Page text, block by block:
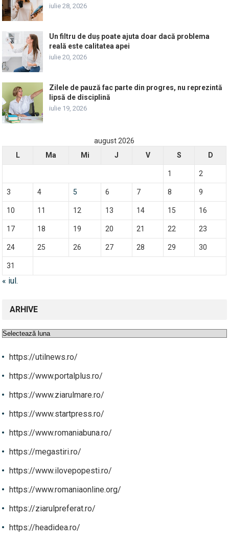
iulie 28, 2026
Un filtru de duș poate ajuta doar dacă problema
reală este calitatea apei
iulie 20, 2026
Zilele de pauză fac parte din progres, nu reprezintă
lipsă de disciplină
iulie 19, 2026
august 2026
L
Ma Mi J V S D
1 2
3 4 5 6 7 8 9
10 11 12 13 14 15 16
17 18 19 20 21 22 23
24 25 26 27 28 29 30
31
« iul.
ARHIVE
Arhive
https://utilnews.ro/
https://www.portalplus.ro/
https://www.ziarulmare.ro/
https://www.startpress.ro/
https://www.romaniabuna.ro/
https://megastiri.ro/
https://www.ilovepopesti.ro/
https://www.romaniaonline.org/
https://ziarulpreferat.ro/
https://headidea.ro/